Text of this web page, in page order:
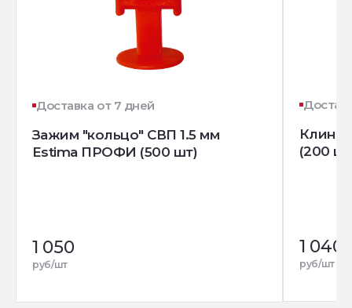
Доставка от 7 дней
Зажим "кольцо" СВП 1.5 мм
Estima ПРОФИ (500 шт)
1 050
руб/шт
Клин
(200
1 040
руб/шт